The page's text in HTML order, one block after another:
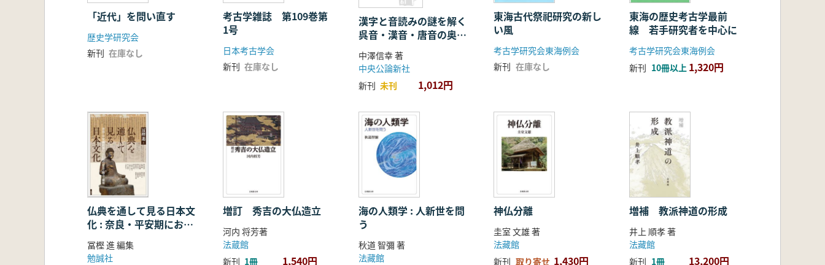
「近代」を問い直す
歴史学研究会
新刊 在庫なし
考古学雑誌 第109巻第
1号
日本考古学会
新刊 在庫なし
漢字と音読みの謎を解く
呉音・漢音・唐音の奥深
い世界
中澤信幸 著
中央公論新社
新刊 未刊 1,012円
東海古代祭祀研究の新し
い風
考古学研究会東海例会
新刊 在庫なし
東海の歴史考古学最前
線 若手研究者を中心に
考古学研究会東海例会
新刊 10冊以上 1,320円
仏典を通して見る日本文
化 : 奈良・平安期におけ
る仏教の受容・融合・展
開
冨樫 進 編集
勉誠社
増訂 秀吉の大仏造立
河内 将芳著
法蔵館
新刊 1冊 1,540円
海の人類学 : 人新世を問
う
秋道 智彌 著
法藏館
神仏分離
圭室 文雄 著
法藏館
新刊 取り寄せ 1,430円
増補 教派神道の形成
井上 順孝 著
法藏館
新刊 1冊 13,200円